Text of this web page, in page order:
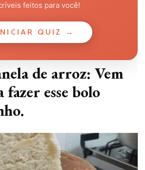
feitos para você!
QUIZ →
de arroz: Vem
fazer esse bolo